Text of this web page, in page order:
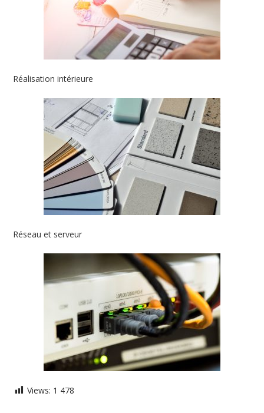
Réalisation intérieure
Réseau et serveur
Views: 1 478